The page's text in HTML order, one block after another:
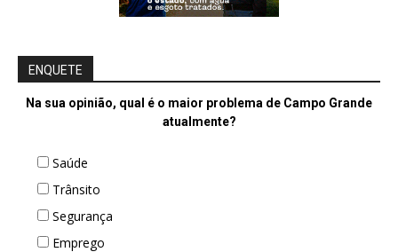
ENQUETE
Na sua opinião, qual é o maior problema de Campo Grande
atualmente?
Saúde
Trânsito
Segurança
Emprego